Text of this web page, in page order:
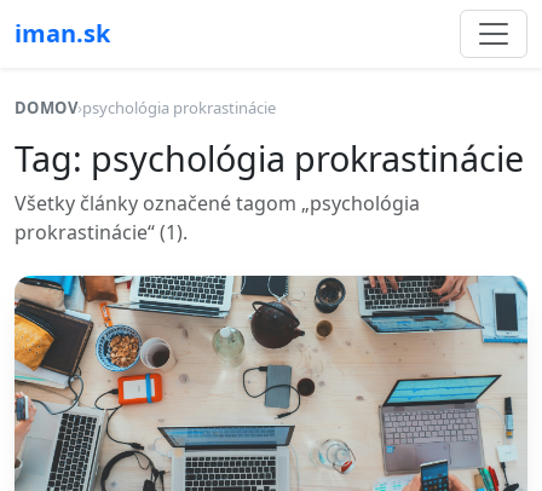
iman.sk
DOMOV›psychológia prokrastinácie
Tag: psychológia prokrastinácie
Všetky články označené tagom „psychológia
prokrastinácie“ (1).